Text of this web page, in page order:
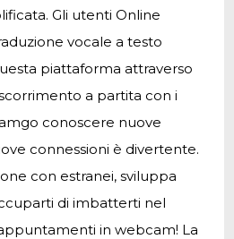
Gli utenti Online
vocale a testo
piattaforma attraverso
a partita con i
conoscere nuove
connessioni è divertente.
con estranei, sviluppa
di imbatterti nel
in webcam! La